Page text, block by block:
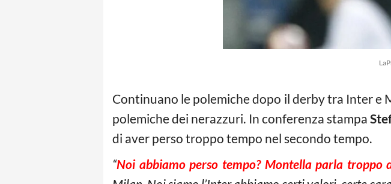
Continuano le polemiche dopo il derby tra Inter e
polemiche dei nerazzuri. In conferenza stampa
di aver perso troppo tempo nel secondo tempo.
“Noi abbiamo perso tempo? Montella parla troppo